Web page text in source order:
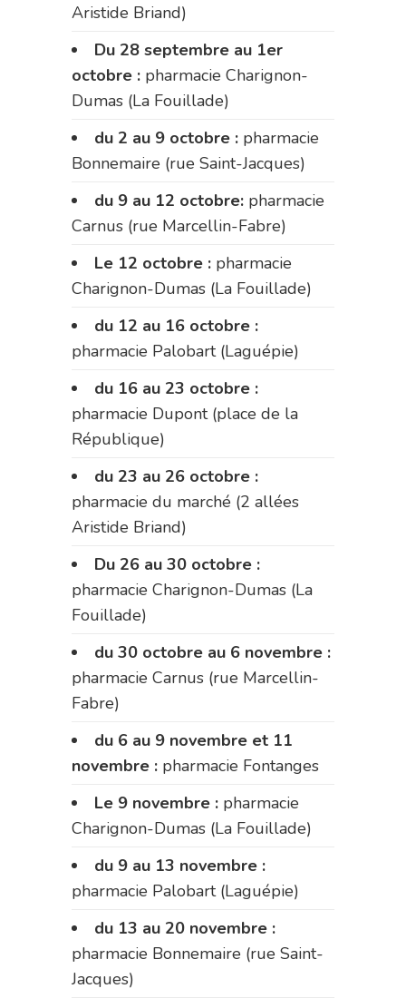
Aristide Briand)
Du 28 septembre au 1er
octobre : pharmacie Charignon-
Dumas (La Fouillade)
du 2 au 9 octobre : pharmacie
Bonnemaire (rue Saint-Jacques)
du 9 au 12 octobre: pharmacie
Carnus (rue Marcellin-Fabre)
Le 12 octobre : pharmacie
Charignon-Dumas (La Fouillade)
du 12 au 16 octobre :
pharmacie Palobart (Laguépie)
du 16 au 23 octobre :
pharmacie Dupont (place de la
République)
du 23 au 26 octobre :
pharmacie du marché (2 allées
Aristide Briand)
Du 26 au 30 octobre :
pharmacie Charignon-Dumas (La
Fouillade)
du 30 octobre au 6 novembre :
pharmacie Carnus (rue Marcellin-
Fabre)
du 6 au 9 novembre et 11
novembre : pharmacie Fontanges
Le 9 novembre : pharmacie
Charignon-Dumas (La Fouillade)
du 9 au 13 novembre :
pharmacie Palobart (Laguépie)
du 13 au 20 novembre :
pharmacie Bonnemaire (rue Saint-
Jacques)